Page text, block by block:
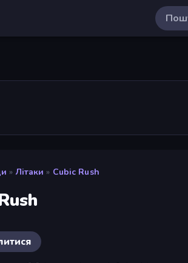
» Літаки » Cubic Rush